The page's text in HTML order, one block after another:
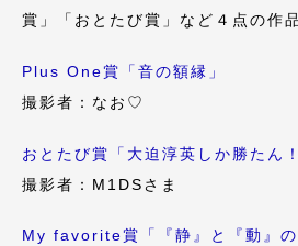
賞」「おとたび賞」など４点の作
Plus One賞「音の額縁」
撮影者：なお♡
おとたび賞「大迫淳英しか勝たん！
撮影者：M1DSさま
My favorite賞「『静』と『動』の